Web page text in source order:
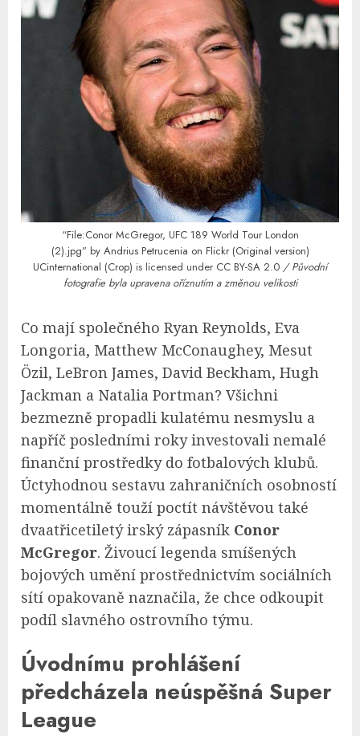
“File:Conor McGregor, UFC 189 World Tour London
(2).jpg” by Andrius Petrucenia on Flickr (Original version)
UCinternational (Crop) is licensed under CC BY-SA 2.0 / Původní
fotografie byla upravena oříznutím a změnou velikosti
Co mají společného Ryan Reynolds, Eva
Longoria, Matthew McConaughey, Mesut
Özil, LeBron James, David Beckham, Hugh
Jackman a Natalia Portman? Všichni
bezmezně propadli kulatému nesmyslu a
napříč posledními roky investovali nemalé
finanční prostředky do fotbalových klubů.
Úctyhodnou sestavu zahraničních osobností
momentálně touží poctít návštěvou také
dvaatřicetiletý irský zápasník Conor
McGregor. Živoucí legenda smíšených
bojových umění prostřednictvím sociálních
sítí opakovaně naznačila, že chce odkoupit
podíl slavného ostrovního týmu.
Úvodnímu prohlášení
předcházela neúspěšná Super
League